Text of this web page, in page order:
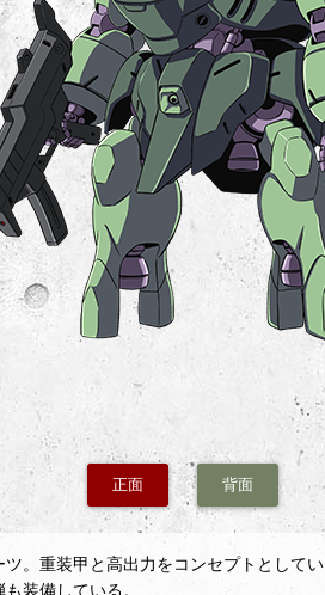
正面 背面
。重装甲と高出力をコンセプトとして
装備している。